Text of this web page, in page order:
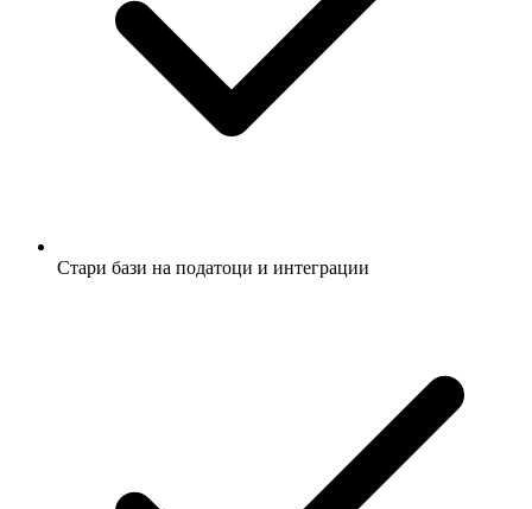
Стари бази на податоци и интеграции